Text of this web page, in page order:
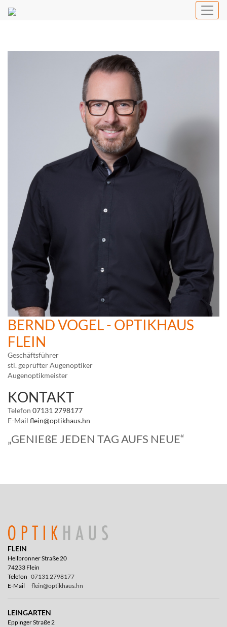
BERND VOGEL - OPTIKHAUS
FLEIN
Geschäftsführer
stl. geprüfter Augenoptiker
Augenoptikmeister
KONTAKT
Telefon 07131 2798177
E-Mail flein@optikhaus.hn
„GENIEßE JEDEN TAG AUFS NEUE“
FLEIN
Heilbronner Straße 20
74233 Flein
Telefon 07131 2798177
E-Mail
flein@optikhaus.hn
LEINGARTEN
Eppinger Straße 2